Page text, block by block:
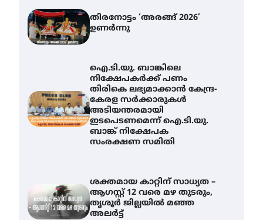
തിരനോട്ടം ‘അരങ്ങ് 2026’
ഉണർന്നു
ഐ.ടി.യു. ബാങ്കിലെ
നിക്ഷേപകർക്ക് പണം
തിരികെ ലഭ്യമാക്കാൻ കേന്ദ്ര-
കേരള സർക്കാരുകൾ
അടിയന്തരമായി
ഇടപെടണമെന്ന് ഐ.ടി.യു.
ബാങ്ക് നിക്ഷേപക
സംരക്ഷണ സമിതി
ശക്തമായ കാറ്റിന് സാധ്യത –
ആഗസ്റ്റ് 12 വരെ മഴ തുടരും,
തൃശൂർ ജില്ലയിൽ മഞ്ഞ
അലർട്ട്